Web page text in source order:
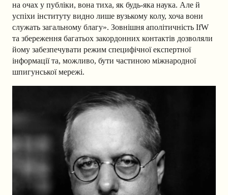
на очах у публіки, вона тиха, як будь-яка наука. Але й
успіхи інституту видно лише вузькому колу, хоча вони
служать загальному благу». Зовнішня аполітичність IfW
та збереження багатьох закордонних контактів дозволяли
йому забезпечувати режим специфічної експертної
інформації та, можливо, бути частиною міжнародної
шпигунської мережі.